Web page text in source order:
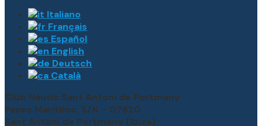
Italiano
Français
Español
English
Deutsch
Català
Club Nàutic Sant Antoni de Portmany
Paseo Marítimo, S/N – 07820
Sant Antoni de Portmany (Ibiza)